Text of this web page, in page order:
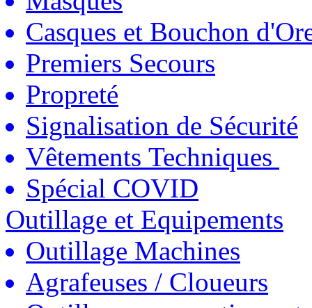
Casques et Bouchon
Premiers Secours
Propreté
Signalisation de Sécurité
Vêtements Techniques
Spécial COVID
Outillage et Equipements
Outillage Machines
Agrafeuses / Cloueurs